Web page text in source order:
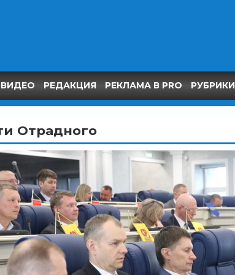
ВИДЕО РЕДАКЦИЯ РЕКЛАМА В PRO РУБРИКИ
Отрадного